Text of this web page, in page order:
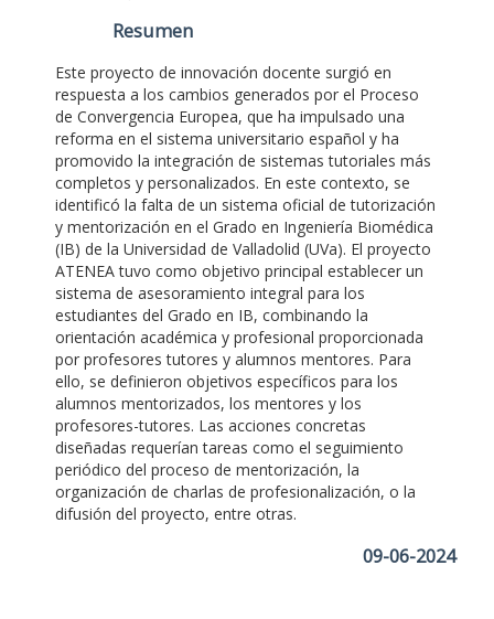
Resumen
Este proyecto de innovación docente surgió en
respuesta a los cambios generados por el Proceso
de Convergencia Europea, que ha impulsado una
reforma en el sistema universitario español y ha
promovido la integración de sistemas tutoriales más
completos y personalizados. En este contexto, se
identificó la falta de un sistema oficial de tutorización
y mentorización en el Grado en Ingeniería Biomédica
(IB) de la Universidad de Valladolid (UVa). El proyecto
ATENEA tuvo como objetivo principal establecer un
sistema de asesoramiento integral para los
estudiantes del Grado en IB, combinando la
orientación académica y profesional proporcionada
por profesores tutores y alumnos mentores. Para
ello, se definieron objetivos específicos para los
alumnos mentorizados, los mentores y los
profesores-tutores. Las acciones concretas
diseñadas requerían tareas como el seguimiento
periódico del proceso de mentorización, la
organización de charlas de profesionalización, o la
difusión del proyecto, entre otras.
09-06-2024